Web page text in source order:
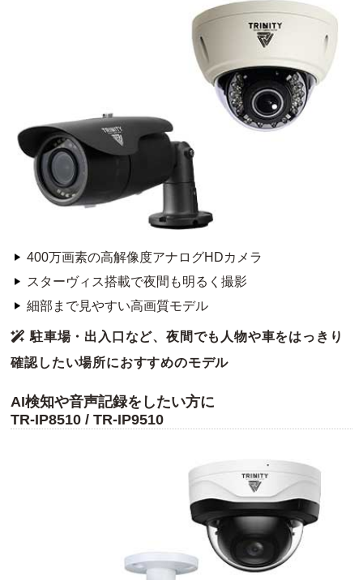
400万画素の高解像度アナログHDカメラ
スターヴィス搭載で夜間も明るく撮影
細部まで見やすい高画質モデル
駐車場・出入口など、夜間でも人物や車をはっきり
確認したい場所におすすめのモデル
AI検知や音声記録をしたい方に
TR-IP8510 / TR-IP9510